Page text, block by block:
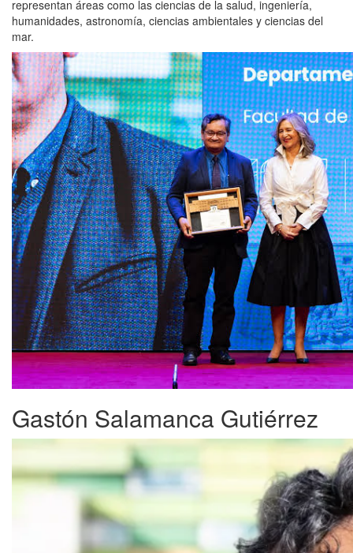
representan áreas como las ciencias de la salud, ingeniería,
humanidades, astronomía, ciencias ambientales y ciencias del
mar.
Gastón Salamanca Gutiérrez